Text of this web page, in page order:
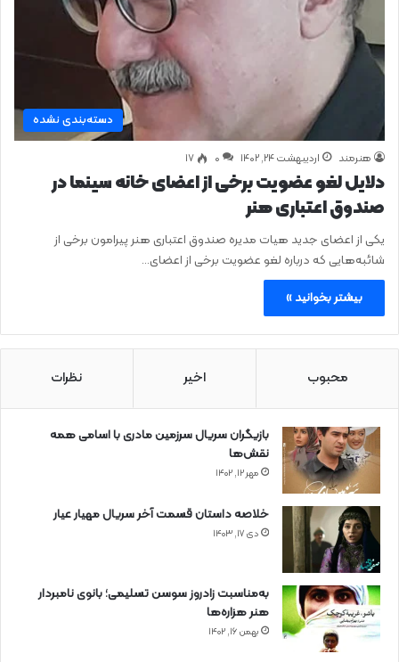
دسته‌بندی نشده
هنرمند اردیبهشت ۲۴, ۱۴۰۲ 0 ۱۷
دلایل لغو عضویت برخی از اعضای خانه سینما در
صندوق اعتباری هنر
یکی از اعضای جدید هیات مدیره صندوق اعتباری هنر پیرامون برخی از
شائبه‌هایی که درباره لغو عضویت برخی از اعضای…
بیشتر بخوانید »
محبوب اخیر نظرات
بازیگران سریال سرزمین مادری با اسامی همه
نقش‌ها
مهر ۱۲, ۱۴۰۲
خلاصه داستان قسمت آخر سریال مهیار عیار
دی ۱۷, ۱۴۰۳
به‌مناسبت زادروز سوسن تسلیمی؛ بانوی نامبردار
هنر هزاره‌ها
بهمن ۱۶, ۱۴۰۲